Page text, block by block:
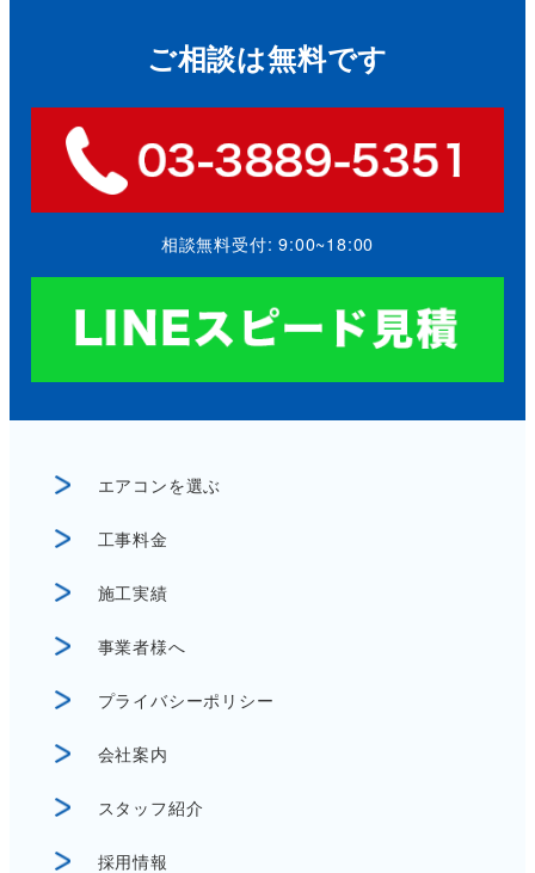
ご相談は無料です
相談無料受付: 9:00~18:00
エアコンを選ぶ
工事料金
施工実績
事業者様へ
プライバシーポリシー
会社案内
スタッフ紹介
採用情報